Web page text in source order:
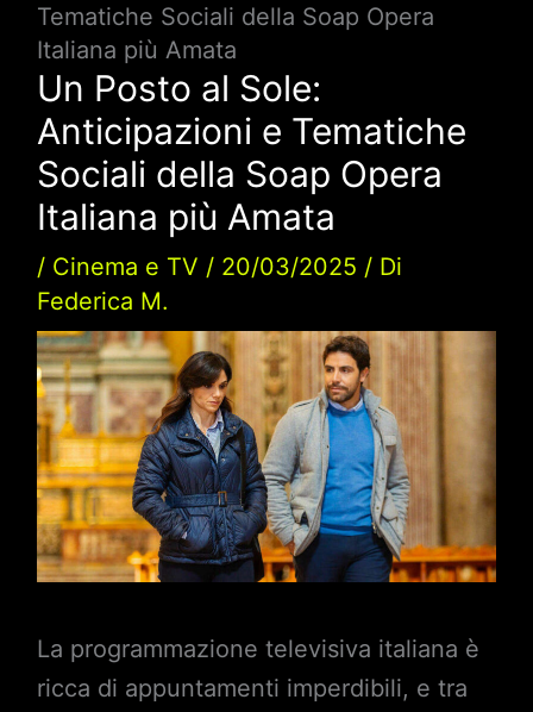
Tematiche Sociali della Soap Opera
Italiana più Amata
Un Posto al Sole:
Anticipazioni e Tematiche
Sociali della Soap Opera
Italiana più Amata
/ Cinema e TV / 20/03/2025 / Di
Federica M.
La programmazione televisiva italiana è
ricca di appuntamenti imperdibili, e tra